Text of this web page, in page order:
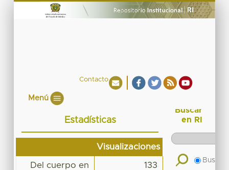
Contacto
Menú
Estadísticas
Visualizaciones
Del cuerpo en
133
Buscar
en RI
Buscar